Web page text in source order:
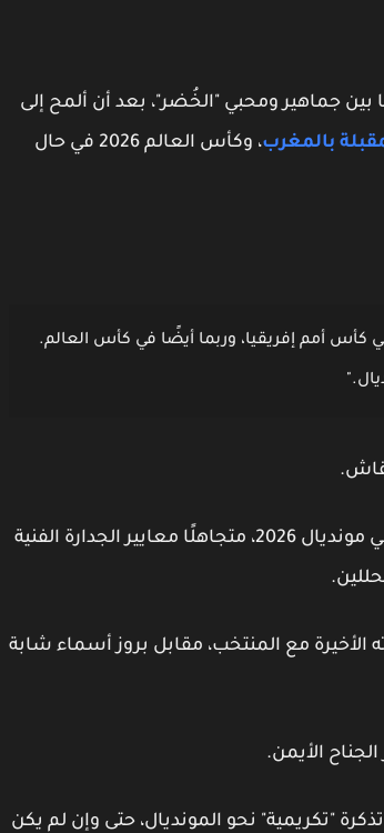
بين جماهير ومحبي "الخُضر"، بعد أن ألمح إلى
بالمغرب، وكأس العالم 2026
في حال
أمم إفريقيا، وربما أيضًا في كأس العالم.
2026
، متجاهلًا معايير الجدارة الفنية
الأخيرة مع المنتخب، مقابل بروز أسماء شابة
الأيمن.
"تكريمية" نحو المونديال، حتى وإن لم يكن